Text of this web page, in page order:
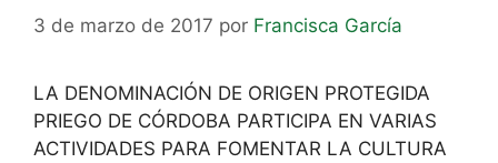
3 de marzo de 2017 por Francisca García
LA DENOMINACIÓN DE ORIGEN PROTEGIDA
PRIEGO DE CÓRDOBA PARTICIPA EN VARIAS
ACTIVIDADES PARA FOMENTAR LA CULTURA